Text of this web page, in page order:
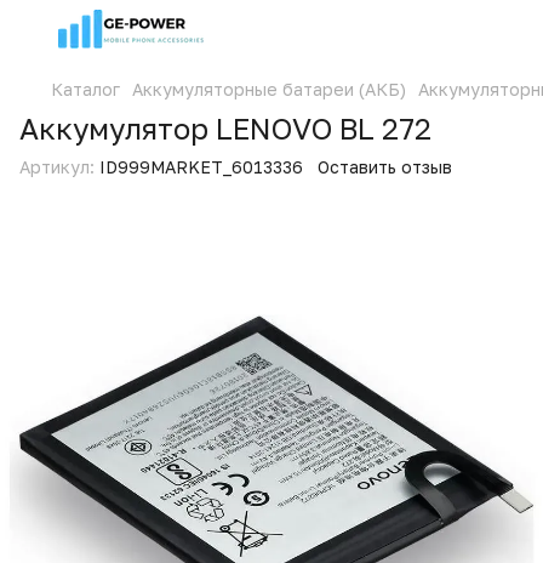
Каталог Аккумуляторные батареи (АКБ)
Аккумулятор LENOVO BL 272
Артикул: ID999MARKET_6013336 Оставить отзыв